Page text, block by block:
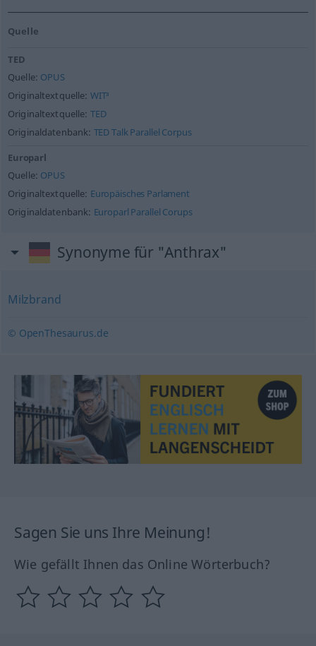
Quelle
TED
Quelle: OPUS
Originaltextquelle: WIT³
Originaltextquelle: TED
Originaldatenbank: TED Talk Parallel Corpus
Europarl
Quelle: OPUS
Originaltextquelle: Europäisches Parlament
Originaldatenbank: Europarl Parallel Corups
Synonyme für "Anthrax"
Milzbrand
© OpenThesaurus.de
Sagen Sie uns Ihre Meinung!
Wie gefällt Ihnen das Online Wörterbuch?